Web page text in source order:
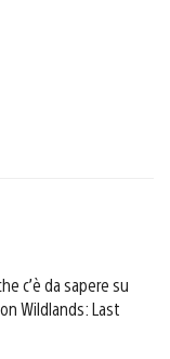
c’è da sapere su
Wildlands: Last